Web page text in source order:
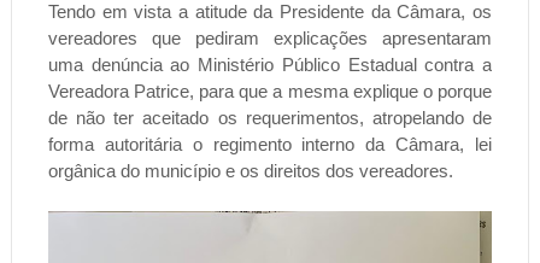
Tendo em vista a atitude da Presidente da Câmara, os
vereadores que pediram explicações apresentaram
uma denúncia ao Ministério Público Estadual contra a
Vereadora Patrice, para que a mesma explique o porque
de não ter aceitado os requerimentos, atropelando de
forma autoritária o regimento interno da Câmara, lei
orgânica do município e os direitos dos vereadores.